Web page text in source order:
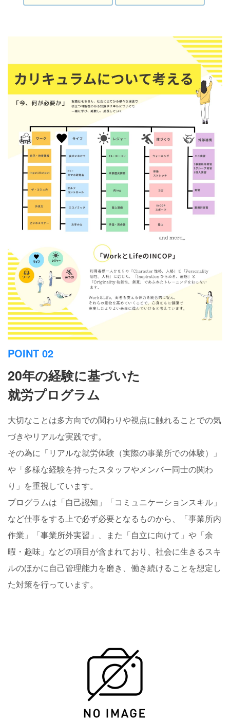
POINT 02
20年の経験に基づいた
就労プログラム
大切なことは多方向での関わりや視点に触れることでの気
づきやリアルな実践です。
その為に「リアルな就労体験（実際の事業所での体験）」
や「多様な経験を持ったスタッフやメンバー同士の関わ
り」を重視しています。
プログラムは「自己認知」「コミュニケーションスキル」
など仕事をする上で必ず必要となるものから、「事業所内
作業」「事業所外実習」、また「自立に向けて」や「余
暇・趣味」などの項目が含まれており、社会に生きるスキ
ルのほかに自己管理能力を磨き、働き続けることを想定し
た対策を行っています。